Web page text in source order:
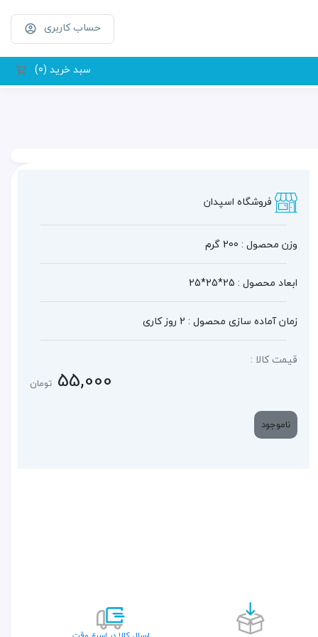
حساب کاربری
سبد خرید (0)
فروشگاه اسپدان
وزن محصول : 200 گرم
ابعاد محصول : 25*25*25
زمان آماده سازی محصول : 2 روز کاری
قیمت کالا :
55,000 تومان
ناموجود